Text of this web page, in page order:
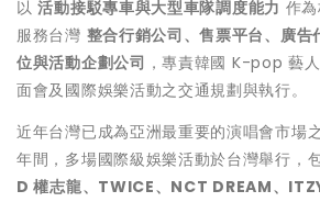
以活動接駁專車與大型車隊調度能力 作
服務台灣 整合行銷公司、售票平台、廣
位與活動企劃公司 ，專責韓國 K-pop 藝
面會及國際娛樂活動之交通規劃與執行。
近年台灣已成為亞洲最重要的演唱會市場
年間，多場國際級娛樂活動於台灣舉行，
D 權志龍、TWICE、NCT DREAM、